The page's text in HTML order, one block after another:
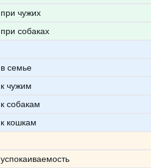
при чужих
при собаках
в семье
к чужим
к собакам
к кошкам
успокаиваемость